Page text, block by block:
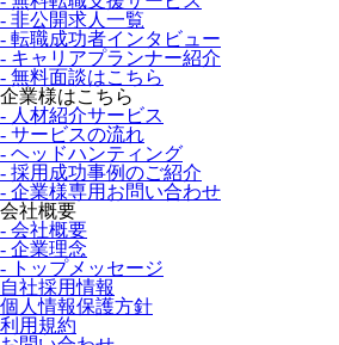
- 非公開求人一覧
- 転職成功者インタビュー
- キャリアプランナー紹介
- 無料面談はこちら
企業様はこちら
- 人材紹介サービス
- サービスの流れ
- ヘッドハンティング
- 採用成功事例のご紹介
- 企業様専用お問い合わせ
会社概要
- 会社概要
- 企業理念
- トップメッセージ
自社採用情報
個人情報保護方針
利用規約